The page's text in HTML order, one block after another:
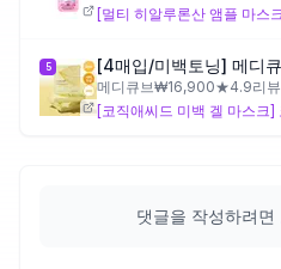
5
메디큐브₩16,900★4.9리뷰
댓글을 작성하려면